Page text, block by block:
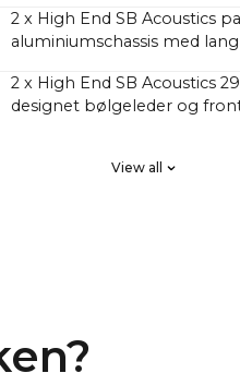
2 x High End SB Acoustics
aluminiumschassis med
2 x High End SB Acoustics
designet bølgeleder og
kraftigere enn tradisjonelle
et mye høyere antall watt i
View all